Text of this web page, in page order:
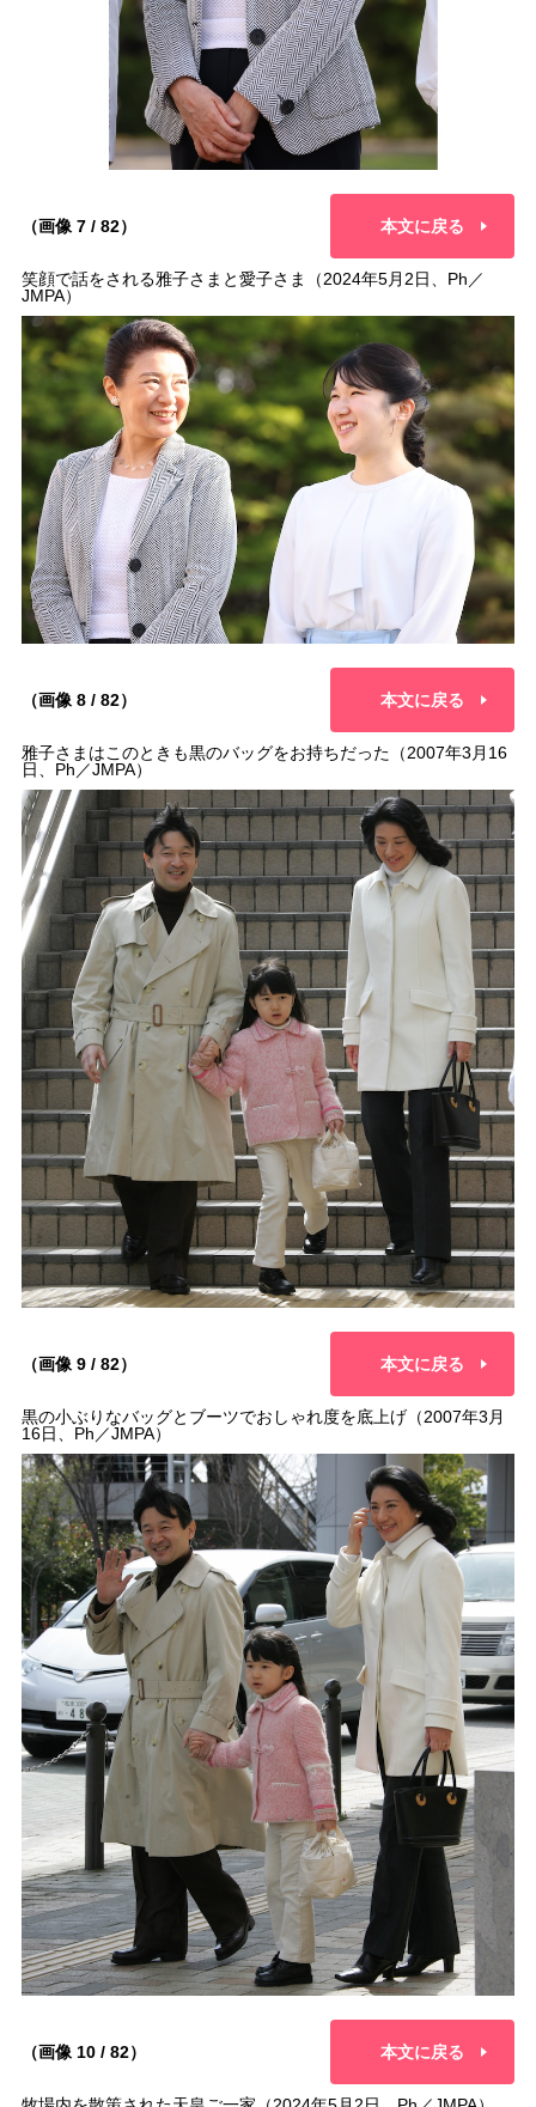
（画像 7 / 82） 本文に戻る
笑顔で話をされる雅子さまと愛子さま（2024年5月2日、Ph／
JMPA）
（画像 8 / 82） 本文に戻る
雅子さまはこのときも黒のバッグをお持ちだった（2007年3月16
日、Ph／JMPA）
（画像 9 / 82） 本文に戻る
黒の小ぶりなバッグとブーツでおしゃれ度を底上げ（2007年3月
16日、Ph／JMPA）
（画像 10 / 82） 本文に戻る